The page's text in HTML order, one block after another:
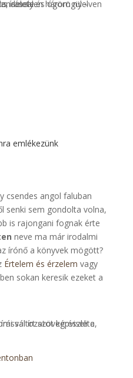
emlékezünk
csendes angol faluban
senki sem gondolta volna,
is rajongani fognak érte
neve ma már irodalmi
írónő a könyvek mögött?
Értelem és érzelem vagy
sokan keresik ezeket a